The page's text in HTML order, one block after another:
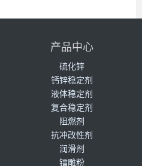
产品中心
硫化锌
钙锌稳定剂
液体稳定剂
复合稳定剂
阻燃剂
抗冲改性剂
润滑剂
镭雕粉